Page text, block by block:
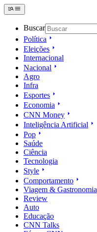
Buscar
Política
Eleições
Internacional
Nacional
Agro
Infra
Esportes
Economia
CNN Money
Inteligência Artificial
Pop
Saúde
Ciência
Tecnologia
Style
Comportamento
Viagem & Gastronomia
Review
Auto
Educação
CNN Talks